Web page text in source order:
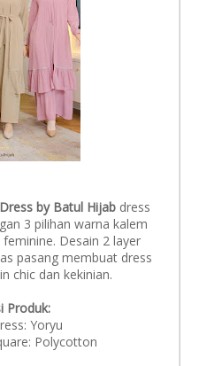
by Batul Hijab dress
3 pilihan warna kalem
Desain 2 layer
pasang membuat dress
chic dan kekinian.
Produk:
Yoryu
Polycotton